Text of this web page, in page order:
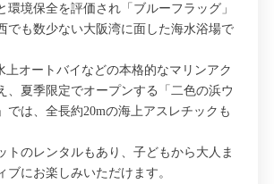
環境保全を評価され「ブルーフラッグ」
でも数少ない大阪湾に面した海水浴場で
上オートバイなどの本格的なマリンアク
、夏季限定でオープンする「二色の浜ウ
では、全長約20mの海上アスレチックも
トのレンタルもあり、子どもから大人ま
ブにお楽しみいただけます。